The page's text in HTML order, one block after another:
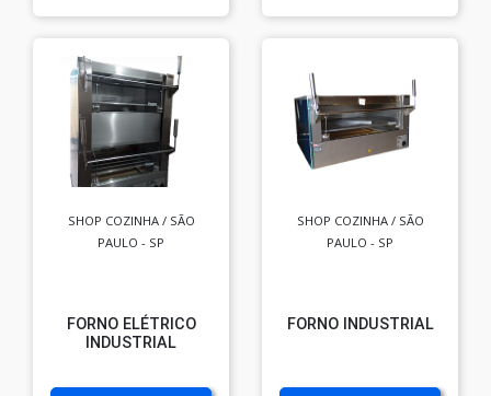
SHOP COZINHA / SÃO
PAULO - SP
FORNO ELÉTRICO
INDUSTRIAL
SHOP COZINHA / SÃO
PAULO - SP
FORNO INDUSTRIAL